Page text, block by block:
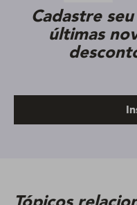
Cadastre
últimas